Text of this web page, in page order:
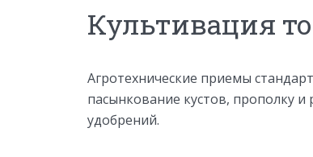
Культивация
Агротехнические приемы
пасынкование кустов, прополку
удобрений.